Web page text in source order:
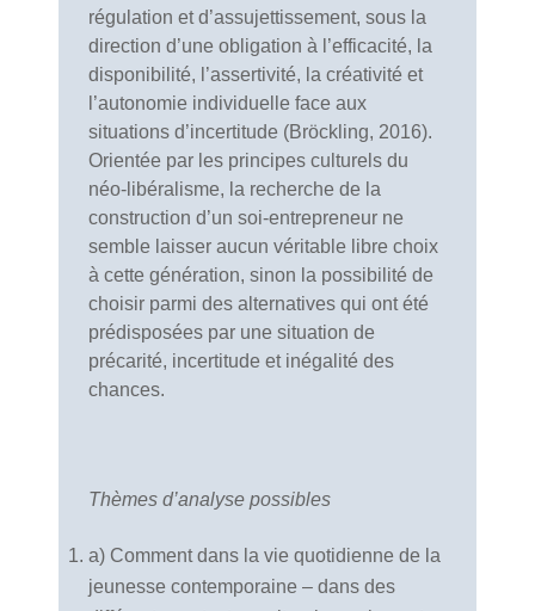
régulation et d’assujettissement, sous la
direction d’une obligation à l’efficacité, la
disponibilité, l’assertivité, la créativité et
l’autonomie individuelle face aux
situations d’incertitude (Bröckling, 2016).
Orientée par les principes culturels du
néo-libéralisme, la recherche de la
construction d’un soi-entrepreneur ne
semble laisser aucun véritable libre choix
à cette génération, sinon la possibilité de
choisir parmi des alternatives qui ont été
prédisposées par une situation de
précarité, incertitude et inégalité des
chances.
Thèmes d’analyse possibles
a) Comment dans la vie quotidienne de la
jeunesse contemporaine – dans des